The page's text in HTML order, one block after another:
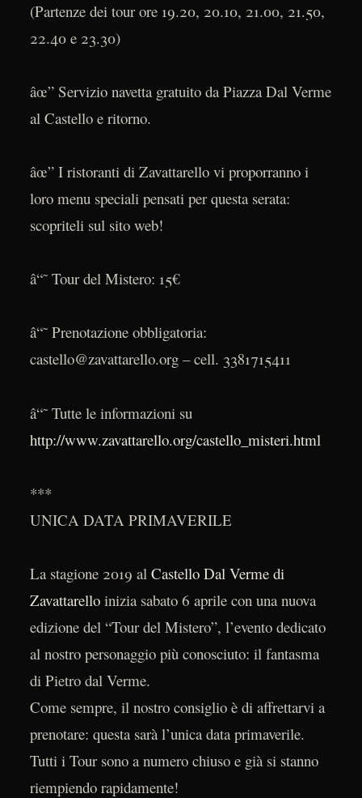
(Partenze dei tour ore 19.20, 20.10, 21.00, 21.50,
22.40 e 23.30)
âœ” Servizio navetta gratuito da Piazza Dal Verme
al Castello e ritorno.
âœ” I ristoranti di Zavattarello vi proporranno i
loro menu speciali pensati per questa serata:
scopriteli sul sito web!
â“˜ Tour del Mistero: 15€
â“˜ Prenotazione obbligatoria:
castello@zavattarello.org – cell. 3381715411
â“˜ Tutte le informazioni su
http://www.zavattarello.org/castello_misteri.html
***
UNICA DATA PRIMAVERILE
La stagione 2019 al Castello Dal Verme di
Zavattarelloinizia sabato 6 aprile con una nuova
edizione del “Tour del Mistero”, l’evento dedicato
al nostro personaggio più conosciuto: il fantasma
di Pietro dal Verme.
Come sempre, il nostro consiglio è di affrettarvi a
prenotare: questa sarà l’unica data primaverile.
Tutti i Tour sono a numero chiuso e già si stanno
riempiendo rapidamente!